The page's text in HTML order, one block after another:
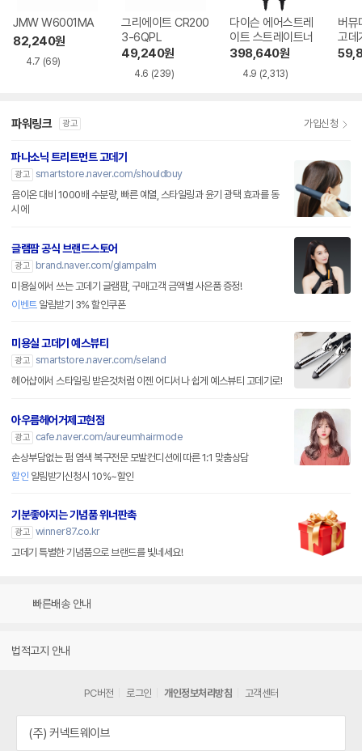
JMW W6001MA
82,240원
4.7 (69)
그리에이트 CR200
3-6QPL
49,240원
4.6 (239)
다이슨 에어스트레
이트 스트레이트너
398,640원
4.9 (2,313)
버뮤
파워링크 광고 가입신청
파나소닉 트리트먼트 고데기
광고 smartstore.naver.com/shouldbuy
음이온 대비 1000배 수분량, 빠른 예열, 스타일링과 윤기 광택 효과를 동
시에
글램팜 공식 브랜드스토어
광고
brand.naver.com/glampalm
미용실에서 쓰는 고데기 글램팜, 구매고객 금액별 사은품 증정!
이벤트알림받기 3% 할인쿠폰
미용실 고데기 예스뷰티
광고 smartstore.naver.com/seland
헤어샵에서 스타일링 받은것처럼 이젠 어디서나 쉽게 예스뷰티 고데기로!
아우름헤어거제고현점
광고
cafe.naver.com/aureumhairmode
손상부담없는 펌 염색 복구전문 모발컨디션에 따른 1:1 맞춤상담
할인 알림받기신청시 10%~할인
기분좋아지는 기념품 위너판촉
광고 winner87.co.kr
고데기 특별한 기념품으로 브랜드를 빛네세요!
빠른배송 안내
법적고지 안내
PC버전 로그인 개인정보처리방침 고객센터
(주) 커넥트웨이브